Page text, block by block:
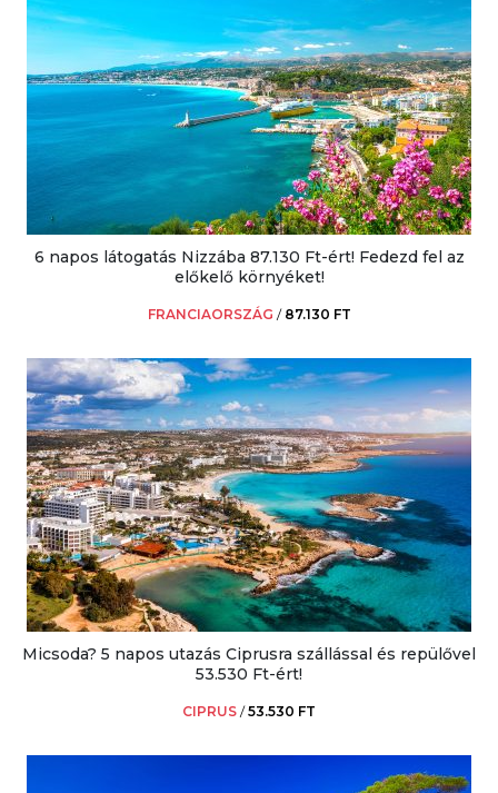
6 napos látogatás Nizzába 87.130 Ft-ért! Fedezd fel az
előkelő környéket!
FRANCIAORSZÁG / 87.130 FT
Micsoda? 5 napos utazás Ciprusra szállással és repülővel
53.530 Ft-ért!
CIPRUS /53.530 FT